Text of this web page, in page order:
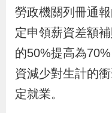
務
專
區
線
上
勞政機關列冊通
定申領薪資差額
的50%提高為
資減少對生計的
定就業。